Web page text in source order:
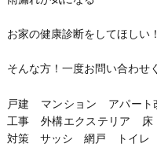
お家の健康診断をしてほしい
そんな方！一度お問い合わせ
戸建 マンション アパー
工事 外構エクステリア
対策 サッシ 網戸 トイレ